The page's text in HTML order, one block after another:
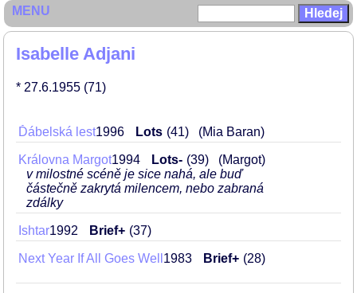
Isabelle Adjani
* 27.6.1955 (71)
Ďábelská lest1996 Lots 41 (Mia Baran)
Královna Margot1994 Lots- 39
(Margot)
v milostné scéně je sice nahá, ale buď
částečně zakrytá milencem, nebo zabraná
zdálky
Ishtar1992 Brief+ 37
Next Year If All Goes Well 1983 Brief+ 28
MENU